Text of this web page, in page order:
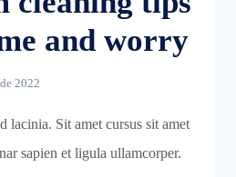
and worry
2022
lacinia. Sit amet cursus sit amet
sapien et ligula ullamcorper.